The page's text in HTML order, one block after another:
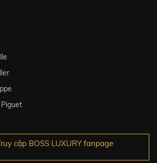
cập BOSS LUXURY fanpage